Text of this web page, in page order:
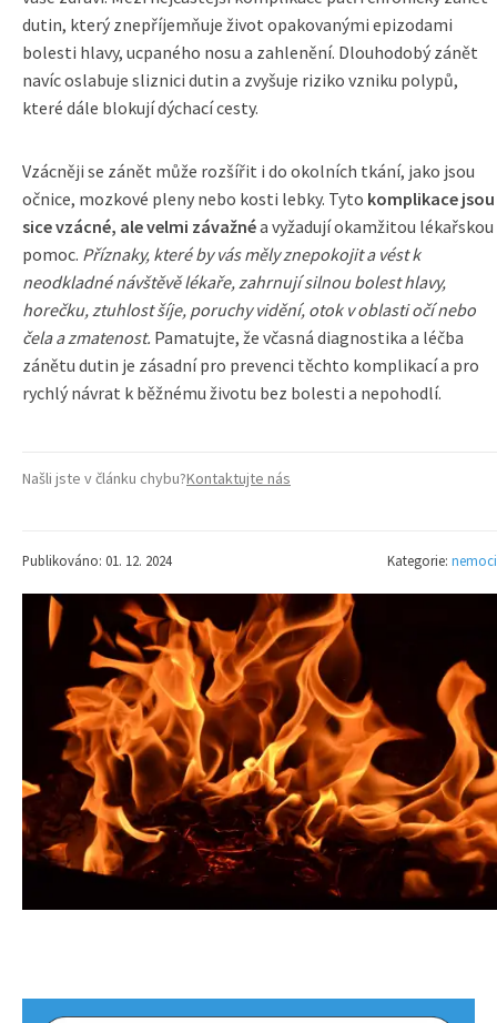
dutin, který znepříjemňuje život opakovanými epizodami
bolesti hlavy, ucpaného nosu a zahlenění. Dlouhodobý zánět
navíc oslabuje sliznici dutin a zvyšuje riziko vzniku polypů,
které dále blokují dýchací cesty.
Vzácněji se zánět může rozšířit i do okolních tkání, jako jsou
očnice, mozkové pleny nebo kosti lebky. Tyto komplikace jsou
sice vzácné, ale velmi závažnéa vyžadují okamžitou lékařskou
pomoc. Příznaky, které by vás měly znepokojit a vést k
neodkladné návštěvě lékaře, zahrnují silnou bolest hlavy,
horečku, ztuhlost šíje, poruchy vidění, otok v oblasti očí nebo
čela a zmatenost. Pamatujte, že včasná diagnostika a léčba
zánětu dutin je zásadní pro prevenci těchto komplikací a pro
rychlý návrat k běžnému životu bez bolesti a nepohodlí.
Našli jste v článku chybu?Kontaktujte nás
Publikováno: 01. 12. 2024 Kategorie: nemoci